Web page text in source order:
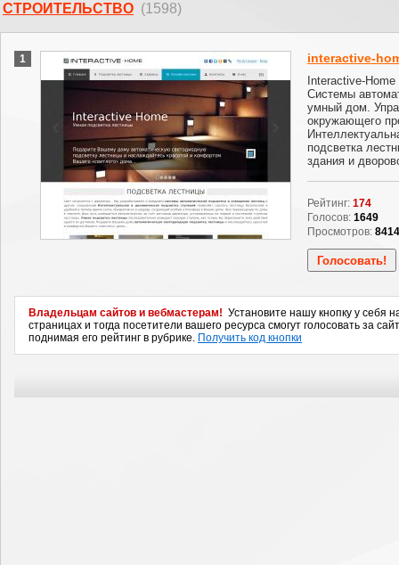
СТРОИТЕЛЬСТВО (1598)
1 interactive-
Interactive-
Системы
умный дом.
окружающего
подсветка
здания и
Рейтинг: 174
Голосов: 1649
Просмотров: 8414
Владельцам сайтов и вебмастерам! Установите нашу кнопку у себя
страницах и тогда посетители вашего ресурса смогут голосовать за
поднимая его рейтинг в рубрике. Получить код кнопки